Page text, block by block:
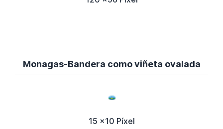
Monagas-Bandera como viñeta ovalada
15 x10 Píxel